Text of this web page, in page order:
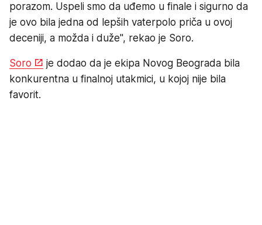
porazom. Uspeli smo da uđemo u finale i sigurno da
je ovo bila jedna od lepših vaterpolo priča u ovoj
deceniji, a možda i duže", rekao je Soro.
Soro
je dodao da je ekipa Novog Beograda bila
konkurentna u finalnoj utakmici, u kojoj nije bila
favorit.